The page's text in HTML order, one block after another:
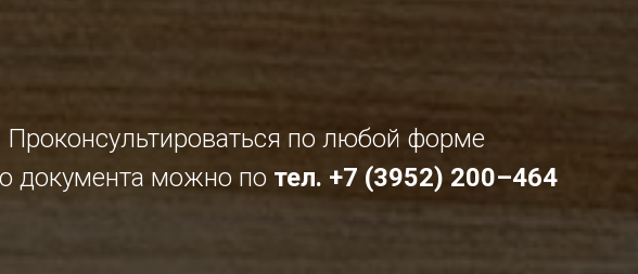
Проконсультироваться по любой форме
документа можно по тел. +7 (3952) 200–464